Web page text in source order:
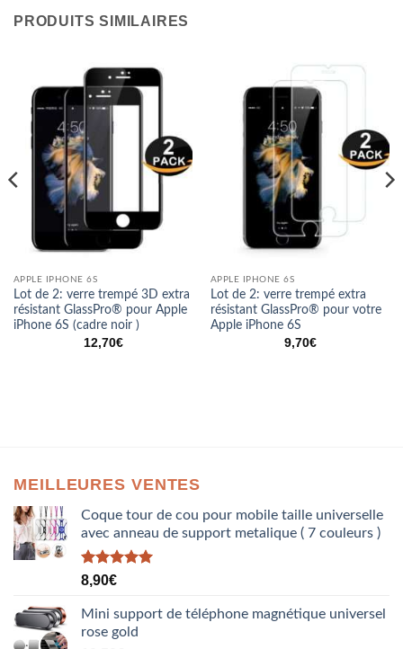
PRODUITS SIMILAIRES
APPLE IPHONE 6S
Lot de 2: verre trempé 3D extra
résistant GlassPro® pour Apple
iPhone 6S (cadre noir )
12,70€
APPLE IPHONE 6S
Lot de 2: verre trempé extra
résistant GlassPro® pour votre
Apple iPhone 6S
9,70€
MEILLEURES VENTES
Coque tour de cou pour mobile taille universelle
avec anneau de support metalique ( 7 couleurs )
Note5.00
8,90€
Mini support de téléphone magnétique universel
rose gold